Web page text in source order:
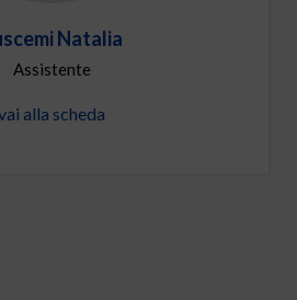
Natalia
Assistente
alla scheda